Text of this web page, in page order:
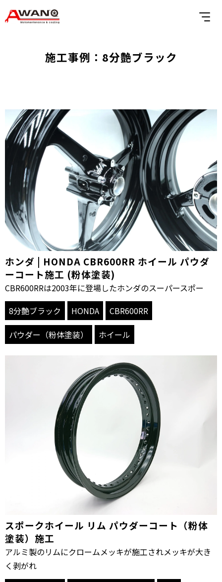
施工事例：8分艶ブラック
ホンダ | HONDA CBR600RR ホイール パウダ
ーコート施工 (粉体塗装)
CBR600RRは2003年に登場したホンダのスーパースポー
8分艶ブラック
HONDA
CBR600RR
パウダー（粉体塗装）
ホイール
スポークホイール リム パウダーコート（粉体
塗装）施工
アルミ製のリムにクロームメッキが施工されメッキが大き
く剥がれ